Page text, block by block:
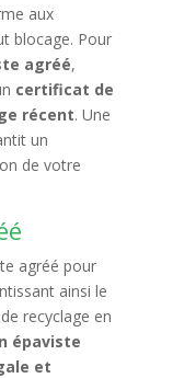
aux
blocage. Pour
agréé,
certificat de
récent. Une
un
de votre
agréé pour
ainsi le
recyclage en
épaviste
et